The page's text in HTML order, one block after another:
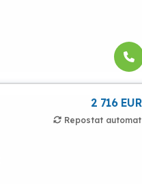
2 716 EUR
Repostat automat